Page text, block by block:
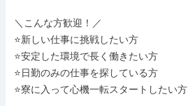
＼こんな方歓迎！／
⭐新しい仕事に挑戦したい方
⭐安定した環境で長く働きたい方
⭐日勤のみの仕事を探している方
⭐寮に入って心機一転スタートしたい方